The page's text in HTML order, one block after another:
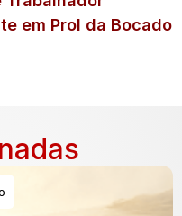
em Prol da Bocado